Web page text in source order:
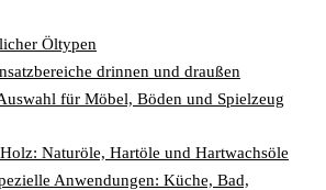
Öltypen
drinnen und draußen
für Möbel, Böden und Spielzeug
Naturöle, Hartöle und Hartwachsöle
Anwendungen: Küche, Bad,